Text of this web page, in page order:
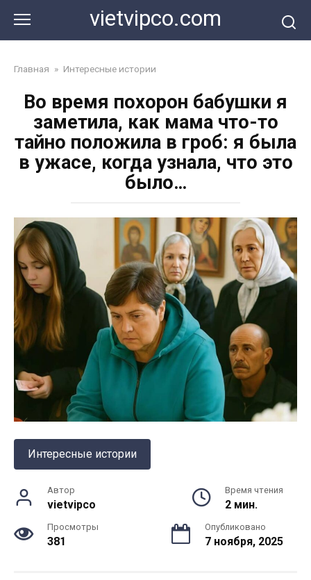
контенту
vietvipco.com
Главная » Интересные истории
Во время похорон бабушки я
заметила, как мама что-то
тайно положила в гроб: я была
в ужасе, когда узнала, что это
было…
Интересные истории
Автор
vietvipco
Время чтения
2 мин.
Просмотры
381
Опубликовано
7 ноября, 2025